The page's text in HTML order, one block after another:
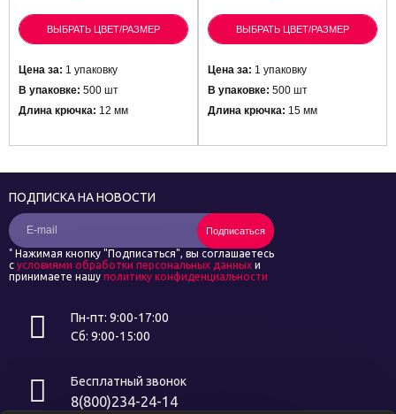
ВЫБРАТЬ ЦВЕТ/РАЗМЕР
Цена за: 1 упаковку
В упаковке: 500 шт
Длина крючка: 12 мм
ВЫБРАТЬ ЦВЕТ/РАЗМЕР
Цена за: 1 упаковку
В упаковке: 500 шт
Длина крючка: 15 мм
Пн-пт: 9:00-17:00
Сб: 9:00-15:00
Бесплатный звонок
8(800)234-24-14
ПОДПИСКА НА НОВОСТИ
Подписаться
* Нажимая кнопку "Подписаться", вы соглашаетесь
с условиями обработки персональных данных и
принимаете нашу политику конфиденциальности